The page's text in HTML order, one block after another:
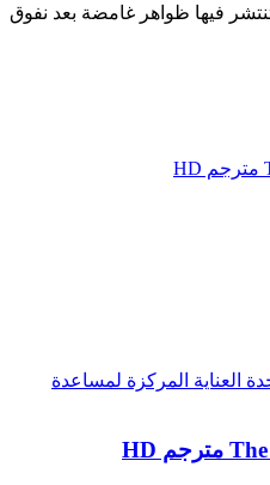
فيها ظواهر غامضة بعد نفوق
العناية المركزة لمساعدة